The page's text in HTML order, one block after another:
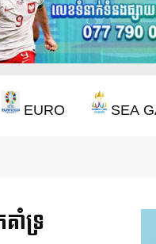
EURO SEA
ឈ្នះពាន Europa League
ាំទ្រ